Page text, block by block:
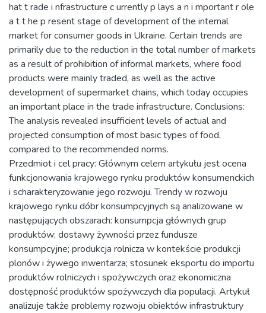
hat t rade i nfrastructure c urrently p lays a n i mportant r ole
a t t he p resent stage of development of the internal
market for consumer goods in Ukraine. Certain trends are
primarily due to the reduction in the total number of markets
as a result of prohibition of informal markets, where food
products were mainly traded, as well as the active
development of supermarket chains, which today occupies
an important place in the trade infrastructure. Conclusions:
The analysis revealed insufficient levels of actual and
projected consumption of most basic types of food,
compared to the recommended norms.
Przedmiot i cel pracy: Głównym celem artykułu jest ocena
funkcjonowania krajowego rynku produktów konsumenckich
i scharakteryzowanie jego rozwoju. Trendy w rozwoju
krajowego rynku dóbr konsumpcyjnych są analizowane w
następujących obszarach: konsumpcja głównych grup
produktów; dostawy żywności przez fundusze
konsumpcyjne; produkcja rolnicza w kontekście produkcji
plonów i żywego inwentarza; stosunek eksportu do importu
produktów rolniczych i spożywczych oraz ekonomiczna
dostępność produktów spożywczych dla populacji. Artykuł
analizuje także problemy rozwoju obiektów infrastruktury